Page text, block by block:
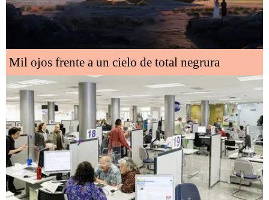
Mil ojos frente a un cielo de total negrura